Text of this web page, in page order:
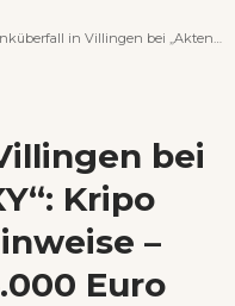
in Villingen bei „Aktenzeichen XY“: Kripo hofft auf neue Hinweise – Belohnung auf 5.000 Euro erhöht
bei
Kripo
–
Euro